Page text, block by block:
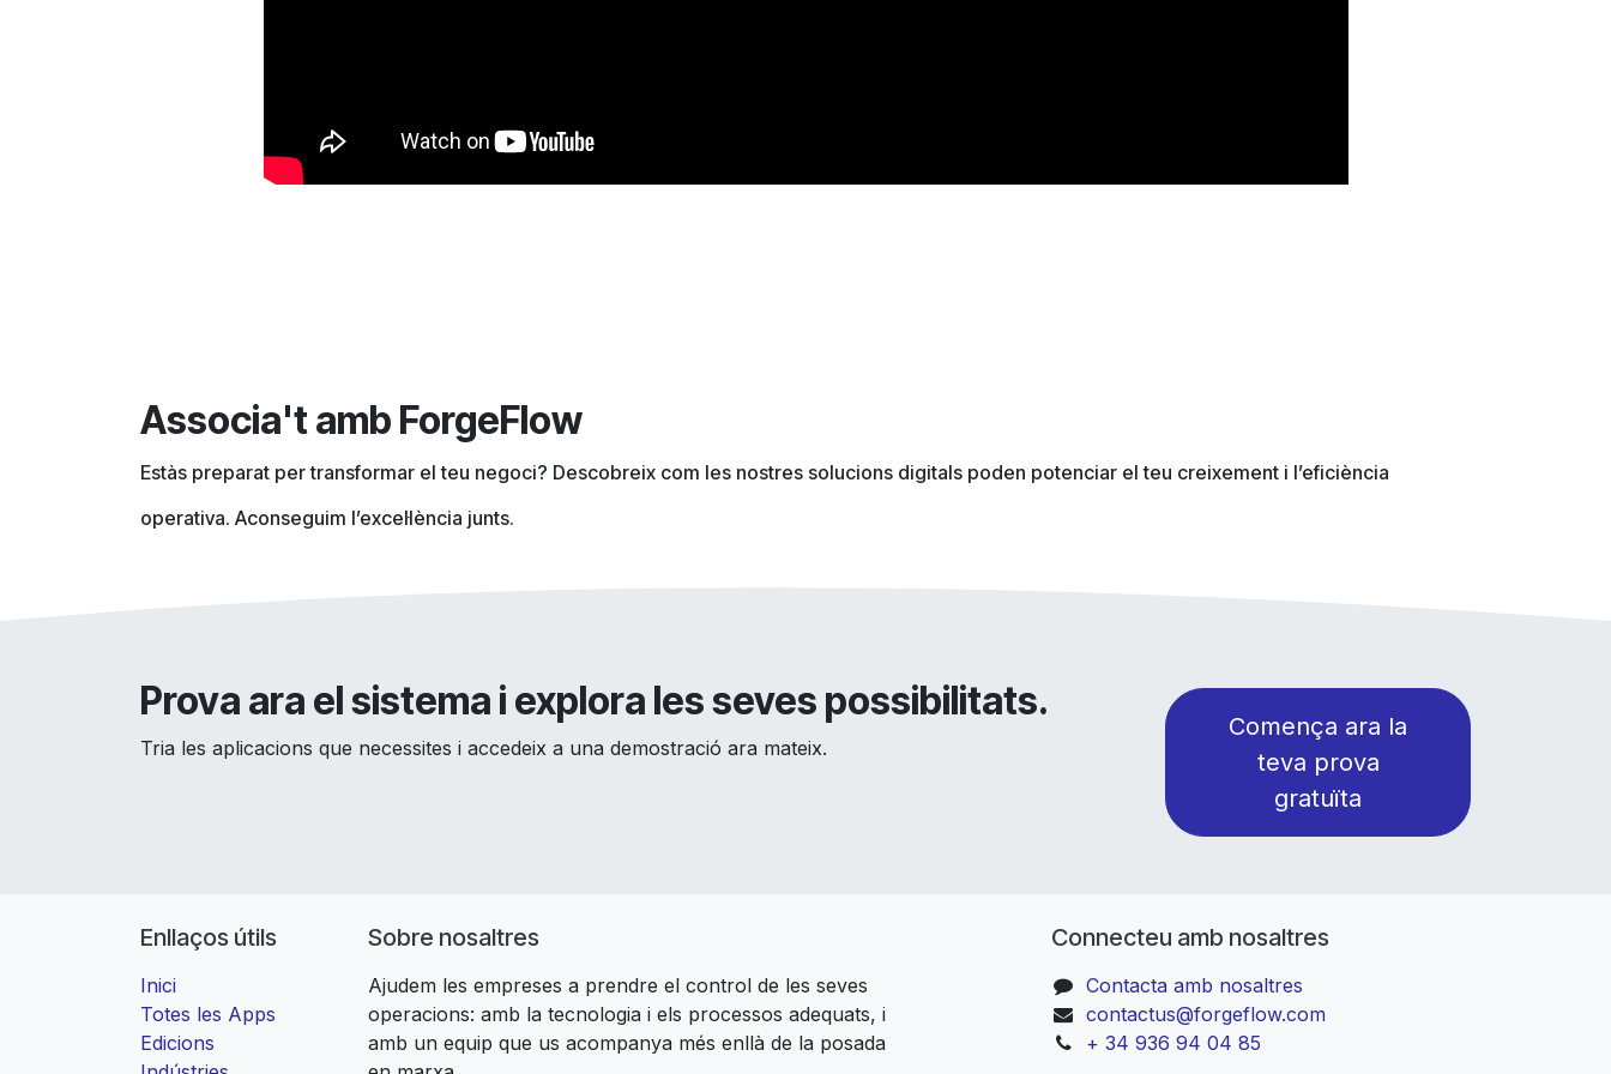
Associa't amb ForgeFlow
Estàs preparat per transformar el teu negoci? Descobreix com les nostres solucions digitals poden potenciar el teu creixement i l’eficiència
operativa. Aconseguim l’excel·lència junts.
Prova ara el sistema i explora les seves possibilitats.
Tria les aplicacions que necessites i accedeix a una demostració ara mateix.
Comença ara la
teva prova
gratuïta
Enllaços útils
Inici
Totes les Apps
Edicions
Sobre nosaltres
Ajudem les empreses a prendre el control de les seves
operacions: amb la tecnologia i els processos adequats, i
amb un equip que us acompanya més enllà de la posada
Connecteu amb nosaltres
Contacta amb nosaltres
contactus@forgeflow.com
+ 34 936 94 04 85